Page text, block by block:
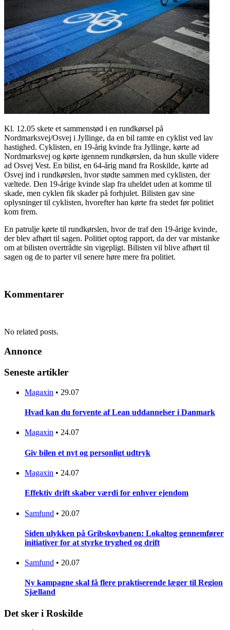
Kl. 12.05 skete et sammenstød i en rundkørsel på
Nordmarksvej/Osvej i Jyllinge, da en bil ramte en cyklist ved lav
hastighed. Cyklisten, en 19-årig kvinde fra Jyllinge, kørte ad
Nordmarksvej og kørte igennem rundkørslen, da hun skulle videre
ad Osvej Vest. En bilist, en 64-årig mand fra Roskilde, kørte ad
Osvej ind i rundkørslen, hvor stødte sammen med cyklisten, der
væltede. Den 19-årige kvinde slap fra uheldet uden at komme til
skade, men cyklen fik skader på forhjulet. Bilisten gav sine
oplysninger til cyklisten, hvorefter han kørte fra stedet før politiet
kom frem.
En patrulje kørte til rundkørslen, hvor de traf den 19-årige kvinde,
der blev afhørt til sagen. Politiet optog rapport, da der var mistanke
om at bilisten overtrådte sin vigepligt. Bilisten vil blive afhørt til
sagen og de to parter vil senere høre mere fra politiet.
Kommentarer
No related posts.
Annonce
Seneste artikler
Magaxin • 29.07
Hvad kan du forvente af Lean uddannelser i Danmark
Magaxin • 24.07
Giv bilen et nyt og personligt udtryk
Magaxin • 24.07
Effektiv drift skaber værdi for enhver ejendom
Samfund • 20.07
Siden ulykken på Gribskovbanen: Lokaltog gennemfører
initiativer for at styrke tryghed og drift
Samfund • 20.07
Ny kampagne skal få flere praktiserende læger til Region
Sjælland
Det sker i Roskilde